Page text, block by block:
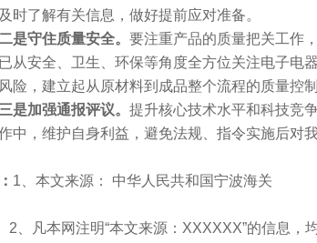
时了解有关信息，做好提前应对准备。
是守住质量安全。 要注重产品的质量把关工作
从安全、卫生、环保等角度全方位关注电子电
险，建立起从原材料到成品整个流程的质量控
三是加强通报评议。 提升核心技术水平和科技竞
中，维护自身利益，避免法规、指令实施后对
1、本文来源： 中华人民共和国宁波海关
本网注明“本文来源：XXXXXX”的信息，均